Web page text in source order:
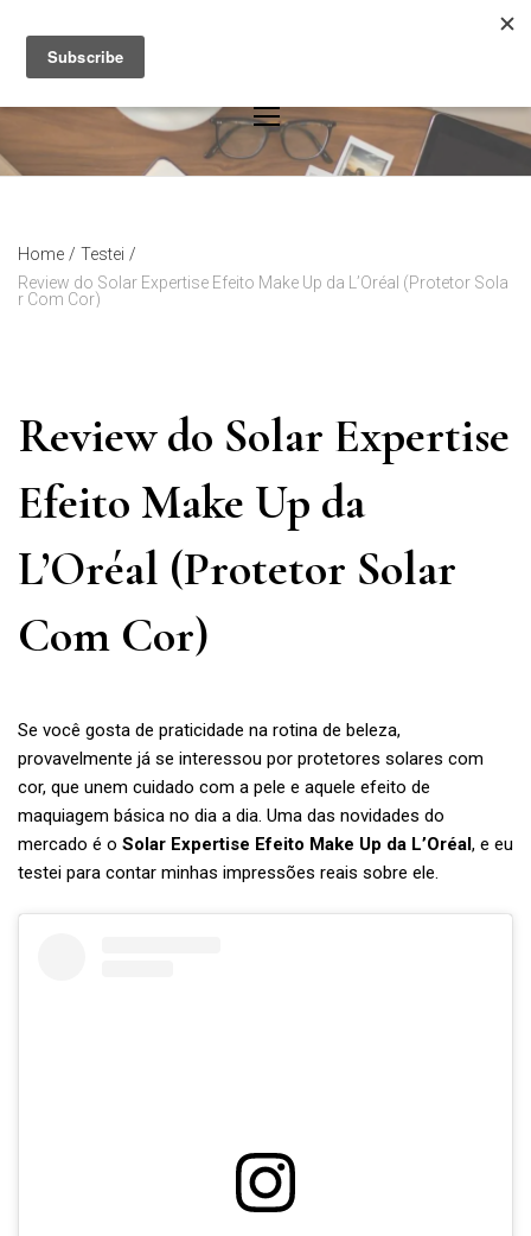
content
Home / Testei /
Review do Solar Expertise Efeito Make Up da L’Oréal (Protetor Sola
r Com Cor)
Review do Solar Expertise
Efeito Make Up da
L’Oréal (Protetor Solar
Com Cor)
Se você gosta de praticidade na rotina de beleza,
provavelmente já se interessou por protetores solares com
cor, que unem cuidado com a pele e aquele efeito de
maquiagem básica no dia a dia. Uma das novidades do
mercado é o Solar Expertise Efeito Make Up da L’Oréal, e eu
testei para contar minhas impressões reais sobre ele.